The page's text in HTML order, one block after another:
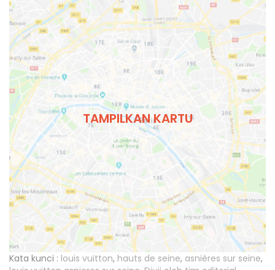
TAMPILKAN KARTU
Kata kunci : louis vuitton, hauts de seine, asnières sur seine,